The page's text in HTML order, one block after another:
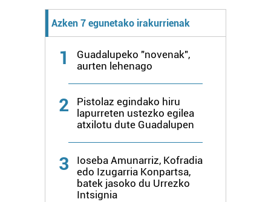
Azken 7 egunetako irakurrienak
1
Guadalupeko "novenak",
aurten lehenago
2
Pistolaz egindako hiru
lapurreten ustezko egilea
atxilotu dute Guadalupen
3
Ioseba Amunarriz, Kofradia
edo Izugarria Konpartsa,
batek jasoko du Urrezko
Intsignia